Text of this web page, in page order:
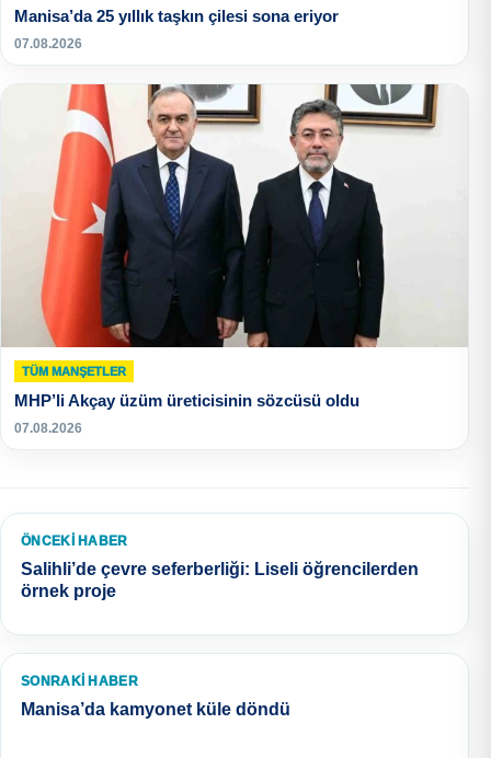
Manisa’da 25 yıllık taşkın çilesi sona eriyor
07.08.2026
TÜM MANŞETLER
MHP’li Akçay üzüm üreticisinin sözcüsü oldu
07.08.2026
ÖNCEKI HABER
Salihli’de çevre seferberliği: Liseli öğrencilerden
örnek proje
SONRAKI HABER
Manisa’da kamyonet küle döndü